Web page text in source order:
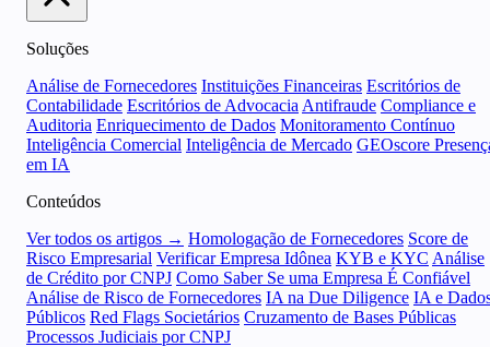
Soluções
Análise de Fornecedores Instituições Financeiras Escritórios de
Contabilidade Escritórios de Advocacia Antifraude Compliance e
Auditoria Enriquecimento de Dados Monitoramento Contínuo
Inteligência Comercial Inteligência de Mercado GEOscore
em IA
Conteúdos
Ver todos os artigos → Homologação de Fornecedores Score de
Risco Empresarial Verificar Empresa Idônea KYB e KYC Análise
de Crédito por CNPJ Como Saber Se uma Empresa É Confiável
Análise de Risco de Fornecedores IA na Due Diligence IA e
Públicos Red Flags Societários Cruzamento de Bases Públicas
Processos Judiciais por CNPJ